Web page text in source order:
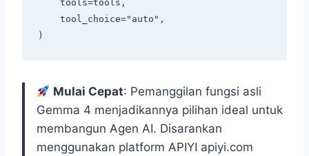
Mulai Cepat: Pemanggilan fungsi asli
Gemma 4 menjadikannya pilihan ideal untuk
membangun Agen AI. Disarankan
menggunakan platform APIYI apiyi.com